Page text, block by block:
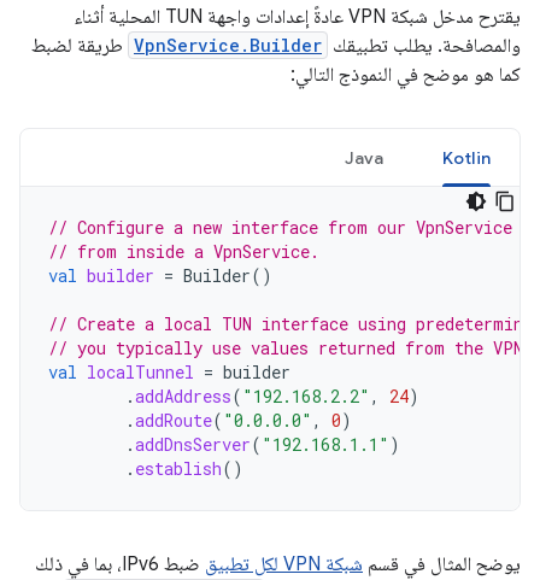
يقترح مدخل شبكة VPN عادةً إعدادات واجهة TUN المحلية أثناء
والمصافحة. يطلب تطبيقك VpnService.Builder طريقة لضبط
كما هو موضح في النموذج التالي:
Kotlin
Java
// Configure a new interface from our VpnService
// from inside a VpnService.
val builder = Builder()
// Create a local TUN interface using
// you typically use values returned from the VPN
val localTunnel = builder
.addAddress( "192.168.2.2" , 24)
.addRoute( "0.0.0.0" , 0)
.addDnsServer( "192.168.1.1" )
. establish()
يوضح المثال في قسم شبكة VPN لكل تطبيق
ضبط IPv6، بما في ذلك